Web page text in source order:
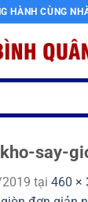
HÀNH CÙNG
say-
tại 460 ×